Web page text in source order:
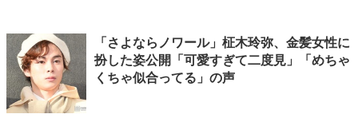
「さよならノワール」柾木玲弥、金髪女性に
扮した姿公開「可愛すぎて二度見」「めちゃ
くちゃ似合ってる」の声